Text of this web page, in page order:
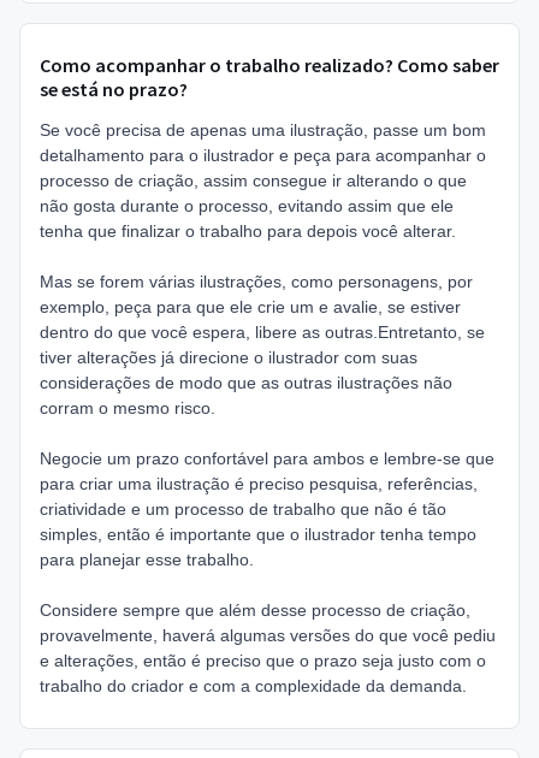
Como acompanhar o trabalho realizado? Como saber
se está no prazo?
Se você precisa de apenas uma ilustração, passe um bom
detalhamento para o ilustrador e peça para acompanhar o
processo de criação, assim consegue ir alterando o que
não gosta durante o processo, evitando assim que ele
tenha que finalizar o trabalho para depois você alterar.
Mas se forem várias ilustrações, como personagens, por
exemplo, peça para que ele crie um e avalie, se estiver
dentro do que você espera, libere as outras.Entretanto, se
tiver alterações já direcione o ilustrador com suas
considerações de modo que as outras ilustrações não
corram o mesmo risco.
Negocie um prazo confortável para ambos e lembre-se que
para criar uma ilustração é preciso pesquisa, referências,
criatividade e um processo de trabalho que não é tão
simples, então é importante que o ilustrador tenha tempo
para planejar esse trabalho.
Considere sempre que além desse processo de criação,
provavelmente, haverá algumas versões do que você pediu
e alterações, então é preciso que o prazo seja justo com o
trabalho do criador e com a complexidade da demanda.